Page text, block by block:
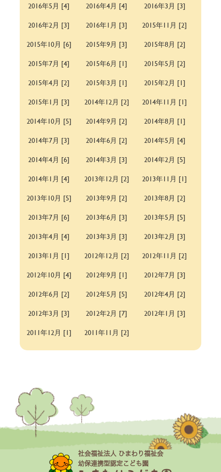
2016年5月 [4]
2016年4月 [4]
2016年3月 [3]
2016年2月 [3]
2016年1月 [3]
2015年11月 [2]
2015年10月 [6]
2015年9月 [3]
2015年8月 [2]
2015年7月 [4]
2015年6月 [1]
2015年5月 [2]
2015年4月 [2]
2015年3月 [1]
2015年2月 [1]
2015年1月 [3]
2014年12月 [2]
2014年11月 [1]
2014年10月 [5]
2014年9月 [2]
2014年8月 [1]
2014年7月 [3]
2014年6月 [2]
2014年5月 [4]
2014年4月 [6]
2014年3月 [3]
2014年2月 [5]
2014年1月 [4]
2013年12月 [2]
2013年11月 [1]
2013年10月 [5]
2013年9月 [2]
2013年8月 [2]
2013年7月 [6]
2013年6月 [3]
2013年5月 [5]
2013年4月 [4]
2013年3月 [3]
2013年2月 [3]
2013年1月 [1]
2012年12月 [2]
2012年11月 [2]
2012年10月 [4]
2012年9月 [1]
2012年7月 [3]
2012年6月 [2]
2012年5月 [5]
2012年4月 [2]
2012年3月 [3]
2012年2月 [7]
2012年1月 [3]
2011年12月 [1]
2011年11月 [2]
社会福祉法人 ひまわり福祉会
幼保連携型認定こども園